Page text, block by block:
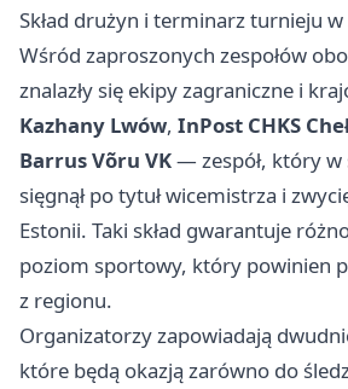
Skład drużyn i terminarz turnieju w
Wśród zaproszonych zespołów
znalazły się ekipy zagraniczne i
Kazhany Lwów, InPost CHKS
Barrus Võru VK— zespół, który
sięgnął po tytuł wicemistrza i
Estonii. Taki skład gwarantuje
poziom sportowy, który powinien
z regionu.
Organizatorzy zapowiadają
które będą okazją zarówno do